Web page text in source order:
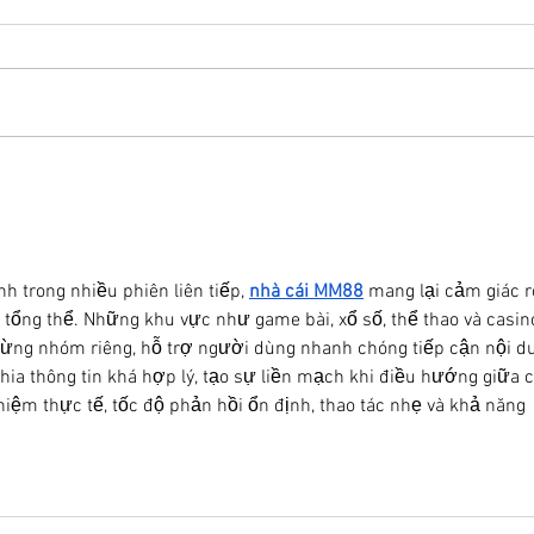
trong nhiều phiên liên tiếp, nhà cái MM88 mang lại cảm giác
thể. Những khu vực như game bài, xổ số, thể thao và
nhóm riêng, hỗ trợ người dùng nhanh chóng tiếp cận nội
thông tin khá hợp lý, tạo sự liền mạch khi điều hướng giữa
thực tế, tốc độ phản hồi ổn định, thao tác nhẹ và khả năng